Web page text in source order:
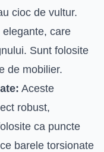
cioc de vultur.
care
Sunt folosite
de mobilier.
Aceste
robust,
ca puncte
barele torsionate